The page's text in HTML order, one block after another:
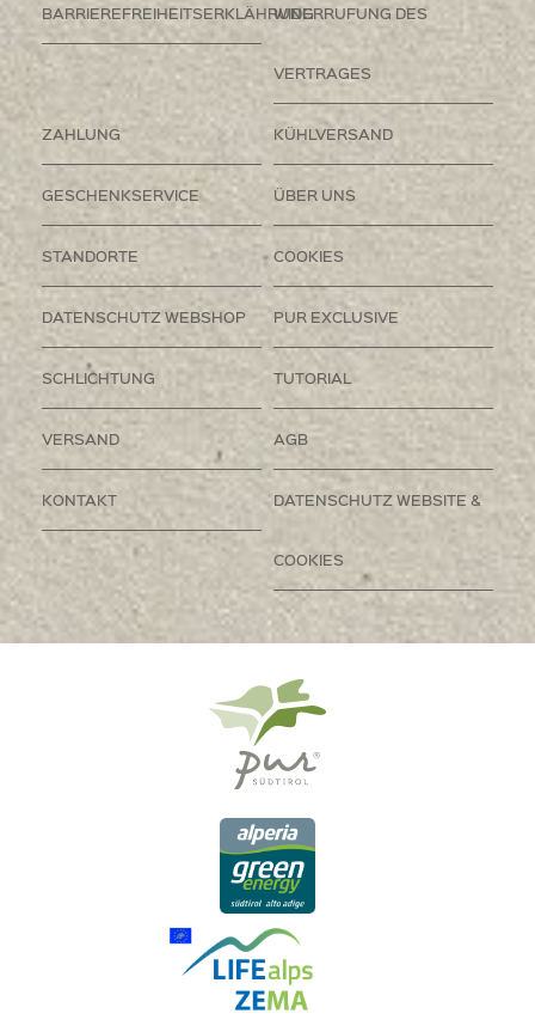
BARRIEREFREIHEITSERKLÄHRUNGWIDERRUFUNG DES
VERTRAGES
ZAHLUNG KÜHLVERSAND
GESCHENKSERVICE ÜBER UNS
STANDORTE COOKIES
DATENSCHUTZ WEBSHOP PUR EXCLUSIVE
SCHLICHTUNG TUTORIAL
VERSAND AGB
KONTAKT DATENSCHUTZ WEBSITE &
COOKIES